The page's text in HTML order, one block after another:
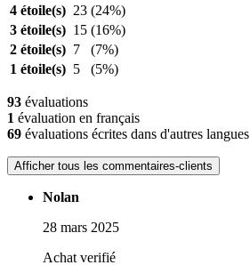
4 étoile(s) 23 (24%)
3 étoile(s) 15 (16%)
2 étoile(s) 7
(7%)
1 étoile(s) 5 (5%)
93 évaluations
1 évaluation en français
69 évaluations écrites dans d'autres langues
Afficher tous les commentaires-clients
Nolan
28 mars 2025
Achat verifié